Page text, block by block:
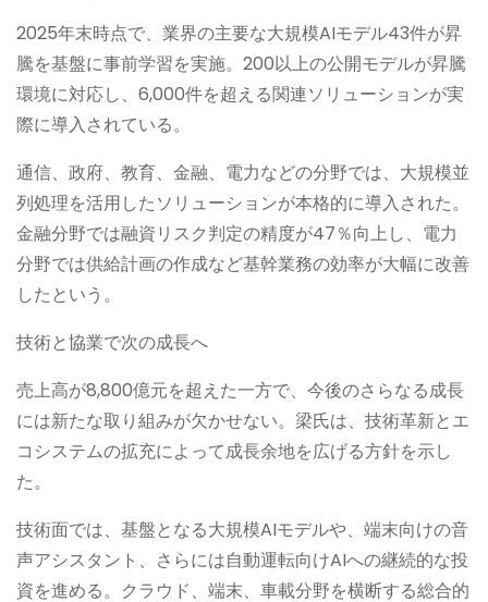
2025年末時点で、業界の主要な大規模AIモデル43件が昇
騰を基盤に事前学習を実施。200以上の公開モデルが昇騰
環境に対応し、6,000件を超える関連ソリューションが実
際に導入されている。
通信、政府、教育、金融、電力などの分野では、大規模並
列処理を活用したソリューションが本格的に導入された。
金融分野では融資リスク判定の精度が47％向上し、電力
分野では供給計画の作成など基幹業務の効率が大幅に改善
したという。
技術と協業で次の成長へ
売上高が8,800億元を超えた一方で、今後のさらなる成長
には新たな取り組みが欠かせない。梁氏は、技術革新とエ
コシステムの拡充によって成長余地を広げる方針を示し
た。
技術面では、基盤となる大規模AIモデルや、端末向けの音
声アシスタント、さらには自動運転向けAIへの継続的な投
資を進める。クラウド、端末、車載分野を横断する総合的